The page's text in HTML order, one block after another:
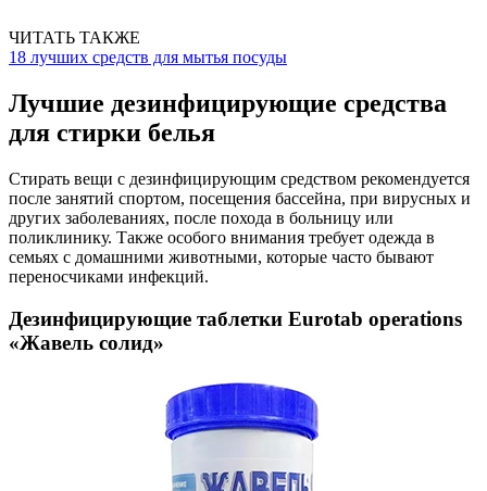
ЧИТАТЬ ТАКЖЕ
18 лучших средств для мытья посуды
Лучшие дезинфицирующие средства
для стирки белья
Стирать вещи с дезинфицирующим средством рекомендуется
после занятий спортом, посещения бассейна, при вирусных и
других заболеваниях, после похода в больницу или
поликлинику. Также особого внимания требует одежда в
семьях с домашними животными, которые часто бывают
переносчиками инфекций.
Дезинфицирующие таблетки Eurotab operations
«Жавель солид»